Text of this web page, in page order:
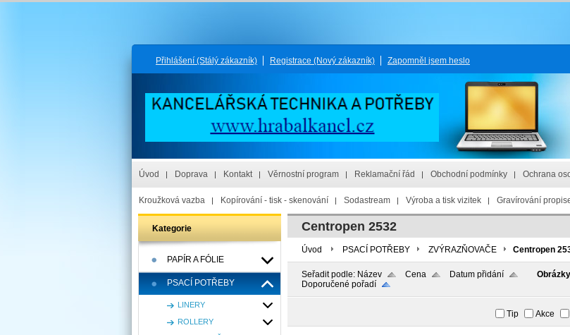
Přihlášení (Stálý zákazník) Registrace (Nový zákazník) Zapomněl jsem heslo
Úvod Doprava Kontakt Věrnostní program Reklamační řád Obchodní podmínky Ochrana
Kroužková vazba Kopírování - tisk - skenování Sodastream Výroba a tisk vizitek Gravírování
Kategorie
PAPÍR A FÓLIE
PSACÍ POTŘEBY
LINERY
ROLLERY
Centropen 2532
Úvod PSACÍ POTŘEBY ZVÝRAZŇOVAČE Centropen
Seřadit podle: Název Cena
Datum přidání
Doporučené pořadí
Obrázky
Tip Akce